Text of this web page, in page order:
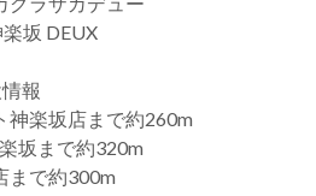
坂 DEUX
報
神楽坂店まで約260m
坂まで約320m
まで約300m